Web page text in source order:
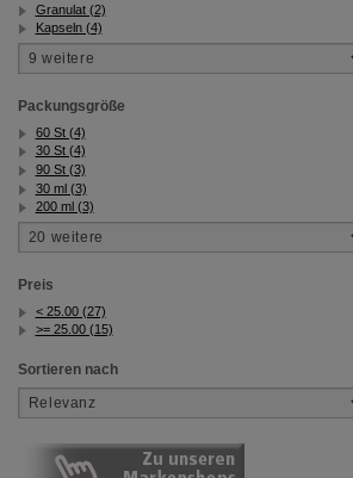
Granulat (2)
Kapseln (4)
Packungsgröße
60 St (4)
30 St (4)
90 St (3)
30 ml (3)
200 ml (3)
Preis
< 25.00 (27)
>= 25.00 (15)
Sortieren nach